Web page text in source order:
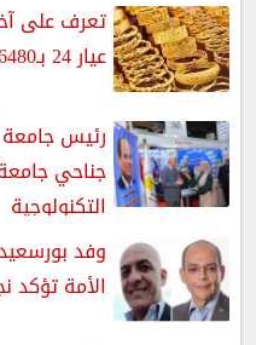
تعرف على
عيار 24 بـ6480 جنيها
رئيس
جناحي
التكنولوجية
وفد
الأمة تؤكد